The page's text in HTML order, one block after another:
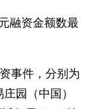
融资金额数最
事件，分别为
园（中国）